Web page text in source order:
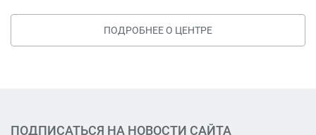
ПОДРОБНЕЕ О ЦЕНТРЕ
ПОДПИСАТЬСЯ НА НОВОСТИ САЙТА